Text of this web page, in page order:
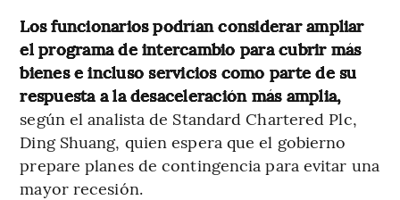
Los funcionarios podrían considerar ampliar
el programa de intercambio para cubrir más
bienes e incluso servicios como parte de su
respuesta a la desaceleración más amplia,
según el analista de Standard Chartered Plc,
Ding Shuang, quien espera que el gobierno
prepare planes de contingencia para evitar una
mayor recesión.